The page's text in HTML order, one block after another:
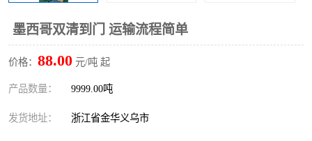
墨西哥双清到门 运输流程简单
价格： 88.00 元/吨 起
产品数量： 9999.00吨
发货地址： 浙江省金华义乌市